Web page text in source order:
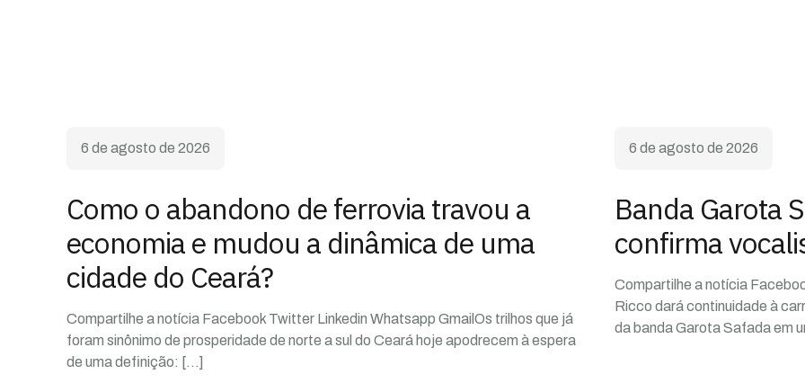
6 de agosto de 2026
Como o abandono de ferrovia travou a
economia e mudou a dinâmica de uma
cidade do Ceará?
Compartilhe a notícia Facebook Twitter Linkedin Whatsapp GmailOs trilhos que já
foram sinônimo de prosperidade de norte a sul do Ceará hoje apodrecem à espera
de uma definição: […]
6 de agosto de 2026
Banda Garota
confirma
Compartilhe a notícia
Ricco dará continuidade à
da banda Garota Safada em